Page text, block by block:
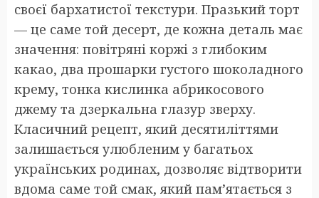
своєї бархатистої текстури. Празький торт
— це саме той десерт, де кожна деталь має
значення: повітряні коржі з глибоким
какао, два прошарки густого шоколадного
крему, тонка кислинка абрикосового
джему та дзеркальна глазур зверху.
Класичний рецепт, який десятиліттями
залишається улюбленим у багатьох
українських родинах, дозволяє відтворити
вдома саме той смак, який пам’ятається з